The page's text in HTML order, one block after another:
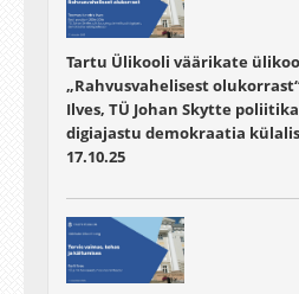
Tartu Ülikooli väärikate
„Rahvusvahelisest
Ilves, TÜ Johan Skytte
digiajastu demokraatia
17.10.25